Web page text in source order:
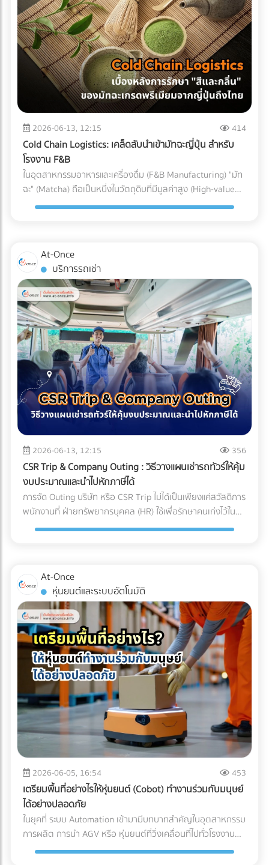
ถูกบรรจุลงตู้คอนเทนเนอร์ สำหรับธุรกิจ SME หรือองค์กรที่
ต้องการเติบโตในตลาดโลกอย่างยั่งยืน การยอมจ่ายค่าบริการที่
สมเหตุสมผลให้กับผู้เชี่ยวชาญ ย่อมเป็นทางเลือกที่ปลอดภัยและ
คุ้มค่ากว่าการยอมเสี่ยงเพื่อประหยัดงบเพียงเล็กน้อย แต่ต้องมา
นั่งเสียใจกับค่าปรับและปัญหาสินค้าติดท่าเรือในภายหลังอย่าง
(Particulate Matter Control) ในกรณีของอุปกรณ์ที่ต้องสัมผัส
กับกระแสเลือดโดยตรง เช่น สายสวนหลอดเลือด (Catheters)
หรือถุงเก็บเลือด ฝุ่นผงเพียงเล็กน้อยที่ปะปนเข้าไปอาจทำให้เกิด
ภาวะลิ่มเลือดอุดตัน หรือการอักเสบขั้นรุนแรงในร่างกายผู้ป่วยได้
ระบบ Cleanroom จะคอยกรองฝุ่นละออง สะเก็ดผิวหนัง หรือ
เส้นผมของพนักงาน ไม่ให้หลุดรอดลงไปในไลน์การผลิตอย่าง
เด็ดขาด 3. การควบคุมอุณหภูมิและความชื้น (Temperature &
Humidity) พลาสติกเกรดการแพทย์บางชนิดมีความไวต่อ
ความชื้นและอุณหภูมิ หากสภาพแวดล้อมแกว่งไปมา อาจส่งผล
ต่อขนาด (Dimension) และความแข็งแรงของชิ้นงาน
Cleanroom จะช่วยรักษาสภาพแวดล้อมให้คงที่ ทำให้ชิ้นส่วน
พลาสติกทุกชิ้นที่ถูกฉีดออกมามีขนาดที่แม่นยำ (Precision) ตาม
ที่วิศวกรออกแบบไว้ การบรรจุภัณฑ์ (Packaging): ขั้นตอนชี้ชะตา
ภายใน Cleanroom จุดบอดที่หลายคนมักมองข้ามคือ
กระบวนการบรรจุ แม้ชิ้นส่วนพลาสติกจะถูกผลิตออกมาอย่าง
ในโรงงานมาตรฐาน การนำชิ้นส่วนพลาสติกออกจากแม่พิมพ์
(Demolding), การประกอบชิ้นส่วน (Assembly), และ การซีล
บรรจุภัณฑ์ (Sealing) จะต้องดำเนินการให้เสร็จสิ้นภายใน
Cleanroom ทั้งหมด บรรจุภัณฑ์ที่ใช้มักเป็นถุงฟอยล์หรือถุง
Tyvek ที่ได้มาตรฐานการแพทย์ เมื่อซีลปิดผนึกเรียบร้อยแล้ว จึง
จะสามารถนำชิ้นงานนั้นออกจาก Cleanroom สู่คลังสินค้าปกติ
ได้ บทสรุป: ความมั่นใจที่ส่งต่อถึงมือผู้ป่วย การลงทุนสร้างและ
บำรุงรักษา Cleanroom มีต้นทุนที่สูงมาก ทั้งค่าระบบปรับอากาศ
ค่าชุดป้องกัน (Gowning) และการตรวจสอบมาตรฐานประจำปี แต่
สำหรับอุตสาหกรรมการแพทย์ นี่คือการลงทุนที่ประเมินค่าไม่ได้
สำหรับฝ่ายจัดซื้อหรือเจ้าของแบรนด์อุปกรณ์การแพทย์ การ
เลือกพาร์ทเนอร์ หรือ OEM โรงงานพลาสติกที่ได้รับการรับรอง
มาตรฐาน Cleanroom (ISO 14644) และระบบบริหารงาน
คุณภาพสำหรับเครื่องมือแพทย์ (ISO 13485) ไม่เพียงแต่ช่วยลด
ความเสี่ยงในการถูกตีกลับสินค้า (Product Recall) แต่ยัง
เป็นการสร้างความมั่นใจสูงสุดว่า ผลิตภัณฑ์ของคุณจะปลอดภัย
และพร้อมช่วยชีวิตผู้ป่วยได้อย่างแท้จริง
Parts) ที่ต้องทนต่อแรงดันและอุณหภูมิที่เปลี่ยนแปลงตลอดเวลา
หากเลือกใช้ชิ้นส่วนที่ไม่ได้มาตรฐาน นี่คือสิ่งที่อาจต้องจ่ายคืนใน
ภายหลัง: 1. ต้นทุนจากของเสียและเวลาสูญเปล่าในไลน์ผลิต
(False Reject & Downtime) อะไหล่ที่ราคาถูกมักจะแลกมากับ
การควบคุมคุณภาพ (QC) ที่หละหลวม สมมติว่ามีการนำ Stop
Valve ที่ไม่ได้มาตรฐานมาประกอบ เมื่อถึงขั้นตอนทดสอบแรงดัน
แล้วพบว่าวาล์วเกิดการรั่วซึม สิ่งที่ตามมาคือโรงงานต้องหยุด
สายพานการผลิต เสียเวลาถอดประกอบใหม่ และสูญเสียต้นทุน
ค่าแรงของพนักงานไปอย่างเปล่าประโยชน์ (Downtime Cost) 2.
ค่าใช้จ่ายในการเคลมสินค้าและชื่อเสียงที่เสียไป (Warranty
Claims & Reputation) "ความทนทาน" คือหัวใจของเครื่องปรับ
อากาศ ชิ้นส่วนอย่าง Accumulator ทำหน้าที่สำคัญในการดักจับ
ของเหลวไม่ให้ไหลกลับเข้าไปทำลายคอมเพรสเซอร์ หาก
Accumulator เกิดสนิมทะลุ หรือดักของเหลวไม่ได้
คอมเพรสเซอร์จะพังก่อนหมดอายุการใช้งานทันที ต้นทุนในการ
หลายร้อยเท่า 3. ต้นทุนจากการไม่ผ่านมาตรฐานสากล
(Compliance Risks) ในปี 2026 ทั่วโลกหันมาใช้น้ำยาแอร์รักษ์
โลก (Eco-Friendly Refrigerants) ซึ่งมักจะมีแรงดันสูงกว่า
น้ำยาแอร์ยุคเก่า ชิ้นส่วนราคาถูกอาจไม่ได้ถูกออกแบบมาเพื่อ
รองรับสเปกใหม่นี้ ทำให้ไม่ผ่านมาตรฐานความปลอดภัย
นอกจากนี้ หากซัพพลายเออร์ต้นทางไม่มีระบบจัดการสิ่ง
แวดล้อมที่ดี โรงงานก็อาจเผชิญความยากลำบากในการขอใบรับ
รองสากลเพื่อส่งออกสินค้าไปต่างประเทศ บทสรุป: การเปลี่ยน
มุมมองจาก "ราคา" สู่ "ความคุ้มค่า" แบรนด์ผู้ผลิตเครื่องปรับ
อากาศชั้นนำระดับโลก ล้วนเข้าใจถึงกฎข้อนี้ดี พวกเขาจึงมักไม่
ประนีประนอมกับชิ้นส่วนกลไกที่อยู่ภายใน และเจาะจงเลือกใช้ผู้
ผลิตชิ้นส่วน (OEM) ที่มีกระบวนการตรวจสอบคุณภาพแบบ
Standards หรือมาตรฐาน ISO) เท่านั้น การเปลี่ยนมุมมองจาก
การหา "อะไหล่ที่ถูกที่สุด" เป็น "อะไหล่ที่ลดความเสี่ยงได้มากที่สุด"
คือกุญแจสำคัญที่ทำให้องค์กรเติบโตอย่างยั่งยืน การเลือก
ซัพพลายเออร์จึงไม่ใช่แค่การเปรียบเทียบใบเสนอราคา แต่คือการ
มองหา "พาร์ทเนอร์เชิงกลยุทธ์" ที่สามารถช่วยควบคุม Total
Cost of Ownership ได้อย่างแท้จริง ท้ายที่สุดแล้ว การลงทุนกับ
ชิ้นส่วนที่มีคุณภาพตั้งแต่ต้นทาง ย่อมเป็นทางเลือกที่คุ้มค่ากว่า
2026-06-13, 12:15 414
Cold Chain Logistics: เคล็ดลับนำเข้ามัทฉะญี่ปุ่น สำหรับ
โรงงาน F&B
ในอุตสาหกรรมอาหารและเครื่องดื่ม (F&B Manufacturing) "มัท
ฉะ" (Matcha) ถือเป็นหนึ่งในวัตถุดิบที่มีมูลค่าสูง (High-value
Ingredient) และได้รับความนิยมอย่างต่อเนื่อง แต่ในขณะเดียวกัน
การขนส่งผงชาใส่ตู้คอนเทนเนอร์แล้วจบไป เพราะหากขาดการ
บริหารจัดการซัพพลายเชนที่ถูกต้อง สิ่งที่ส่งมาถึงหน้าโรงงาน
อาจกลายเป็นเพียง "ผงชาสีหม่น" ที่สูญเสียทั้งเอกลักษณ์และ
มูลค่า กุญแจสำคัญที่อยู่เบื้องหลังการคงสภาพความสดใหม่ สี
เขียวสว่าง และกลิ่นอูมามิของมัทฉะไว้ได้อย่างสมบูรณ์แบบ คือ
ระบบขนส่งที่เรียกว่า Cold Chain Logistics (ระบบห่วงโซ่ความ
เย็น) ทำไม "มัทฉะ" ถึงต้องการการดูแลระดับพิเศษ? ก่อนจะเข้าใจ
ความสำคัญของการขนส่ง ต้องเข้าใจธรรมชาติของผงมัทฉะ
ก่อน มัทฉะคือการนำใบชาทั้งใบไปบดละเอียดด้วยโม่หินจนเป็นผง
ขนาดไมครอน ทำให้ตัวผงชามีพื้นที่ผิวสัมผัสกับอากาศมาก ศัตรู
ตัวร้ายที่ทำลายคุณภาพของมัทฉะมีอยู่ 3 ประการหลัก: ความ
ร้อน (Heat): อุณหภูมิที่สูงเกินไปจะเร่งกระบวนการสลายตัวของ
คลอโรฟิลล์ (Chlorophyll) ทำให้สีเขียวสว่างสดใส (Vibrant
Green) กลายเป็นสีเหลืองอมน้ำตาล (Yellowish-brown)
ออกซิเจน (Oxygen): ทำให้เกิดปฏิกิริยาออกซิเดชัน (Oxidation)
ซึ่งจะทำลายสารประกอบที่ให้กลิ่นหอม (Aroma) และสารต้าน
อนุมูลอิสระ (Catechins) ทำให้รสชาติอูมามิหายไป และเกิดความ
ขมฝาดขึ้นมาแทน ความชื้นและแสง (Moisture & Light): เร่งการ
เติบโตของจุลินทรีย์ และทำให้สีของชาซีดจางลงอย่างรวดเร็ว
Cold Chain Logistics ทำงานอย่างไรในเส้นทาง ญี่ปุ่น-ไทย?
รอยต่อ" (Seamless Temperature Control) ตั้งแต่หน้าฟาร์มที่
ญี่ปุ่นจนถึงประตูโรงงานในไทย 1. Origin (ต้นทางที่ญี่ปุ่น):
กระบวนการเริ่มต้นตั้งแต่หลังจากการบด ผงมัทฉะจะถูกบรรจุใน
ถุงฟอยล์ทึบแสงแบบสุญญากาศ หรือซีลพร้อมซองดูดออกซิเจน
ทันที จากนั้นจะถูกนำไปจัดเก็บในคลังสินค้าควบคุมอุณหภูมิ (มัก
จะต่ำกว่า 15°C หรือในบางเกรดอาจติดลบ) 2. Transit (ระหว่าง
การเดินทาง): การขนส่งทางเรือ (Ocean Freight) จากญี่ปุ่นมา
ไทยใช้เวลาประมาณ 10-14 วัน หากใช้ตู้คอนเทนเนอร์ปกติ (Dry
Container) อุณหภูมิภายในตู้อาจพุ่งสูงถึง 50-60°C ในตอน
กลางวัน ซึ่งจะอบผงมัทฉะจนเสื่อมสภาพทั้งหมด ธุรกิจ B2B จึง
ต้องเลือกใช้ ตู้คอนเทนเนอร์ควบคุมอุณหภูมิ (Reefer
Container) ที่สามารถตั้งค่าอุณหภูมิให้คงที่ตลอดการเดินทาง
ฝ่ามหาสมุทร 3. Destination (ปลายทางที่ไทย): เมื่อสินค้าถึง
ท่าเรือประเทศไทย ความท้าทายคือ "อุณหภูมิภายนอกที่ร้อนจัด"
กระบวนการเคลียร์สินค้าทางศุลกากร (Customs Clearance)
ต้องทำอย่างรวดเร็ว และขนถ่ายสินค้าขึ้นรถบรรทุกห้องเย็น
(Refrigerated Truck) ทันที เพื่อนำไปจัดเก็บในคลังสินค้าปรับ
อากาศของโรงงาน รอการเบิกจ่ายเข้าสู่สายพานการผลิตต่อไป
ผลตอบแทนของการลงทุนใน Cold Chain สำหรับโรงงาน F&B
หลายองค์กรอาจมองว่าค่าใช้จ่ายในระบบ Cold Chain Logistics
At-Once
บริการรถเช่า
2026-06-13, 12:15 356
CSR Trip & Company Outing : วิธีวางแผนเช่ารถทัวร์ให้คุ้ม
งบประมาณและนำไปหักภาษีได้
การจัด Outing บริษัท หรือ CSR Trip ไม่ได้เป็นเพียงแค่สวัสดิการ
พนักงานที่ ฝ่ายทรัพยากรบุคคล (HR) ใช้เพื่อรักษาคนเก่งไว้ใน
องค์กรเท่านั้น แต่ในมุมมองของผู้บริหารและฝ่ายบัญชี กิจกรรม
หากมีการวางแผนอย่างถูกต้องตามข้อกำหนดของกรม
สรรพากร เงื่อนไขการนำค่าใช้จ่าย Outing & CSR ไปหักภาษี
บริษัท การจะตอบคำถามว่า "เช่ารถบัสจัดสัมมนา หักภาษีได้
ไหม?" ต้องพิจารณาเงื่อนไขหลัก ดังนี้: ต้องมีวัตถุประสงค์เพื่อ
การพัฒนาบุคลากร: กิจกรรมต้องมีกำหนดการ (Itinerary)
ชัดเจน เช่น มีการอบรมสัมมนา หรือทำกิจกรรม CSR ที่เป็น
ประโยชน์ต่อสังคม เป็นสิทธิประโยชน์ที่พนักงานทุกคนเข้าถึงได้:
ต้องเป็นการจัดเลี้ยงหรือสวัสดิการที่ให้สิทธิพนักงานทุกคนอย่าง
เท่าเทียม ไม่เลือกปฏิบัติเฉพาะกลุ่ม มีหลักฐานการจ่ายเงินที่ถูก
ต้อง: ต้องมีใบกำกับภาษี/ใบเสร็จรับเงินที่ระบุชื่อบริษัทของคุณ
อย่างครบถ้วน 3 เทคนิคเช่ารถทัวร์เหมาคันให้ "ประหยัดงบ" และ
ถูกต้องตามกฎหมาย การประเมินจำนวนคนและประเภทรถ
(Capacity Planning): เลือกรถให้พอดีกับจำนวนคน เช่น
พนักงาน 20 คน ควรเลือกมินิบัสแทนรถบัสขนาด 40 ที่นั่ง เพื่อ
ลดค่าใช้จ่ายส่วนเกิน การคำนวณเส้นทางและจุดแวะพัก: วางแผน
เส้นทางให้ชัดเจนเพื่อหลีกเลี่ยงการวิ่งรถอ้อม ซึ่งจะช่วยลดต้นทุน
ค่าน้ำมันและค่าล่วงเวลา (OT) ของคนขับรถ เลือกบริษัทรถเช่าที่
จดทะเบียนนิติบุคคล: ข้อนี้สำคัญที่สุด! เพื่อให้สามารถออก ใบ
กำกับภาษีค่าเช่ารถ และทำเอกสารหัก ณ ที่จ่ายได้อย่างถูกต้อง
ตามกฎหมาย เช็กลิสต์เอกสารที่ HR และจัดซื้อต้องเตรียมให้ฝ่าย
At-Once
หุ่นยนต์และระบบอัตโนมัติ
2026-06-05, 16:54 453
เตรียมพื้นที่อย่างไรให้หุ่นยนต์ (Cobot) ทำงานร่วมกับมนุษย์
ได้อย่างปลอดภัย
ในยุคที่ ระบบ Automation เข้ามามีบทบาทสำคัญในอุตสาหกรรม
การผลิต การนำ AGV หรือ หุ่นยนต์ที่วิ่งเคลื่อนที่ไปทั่วโรงงาน
เข้ามาใช้งาน แต่คำถามที่วิศวกรและผู้จัดการโรงงานต้องตอบให้